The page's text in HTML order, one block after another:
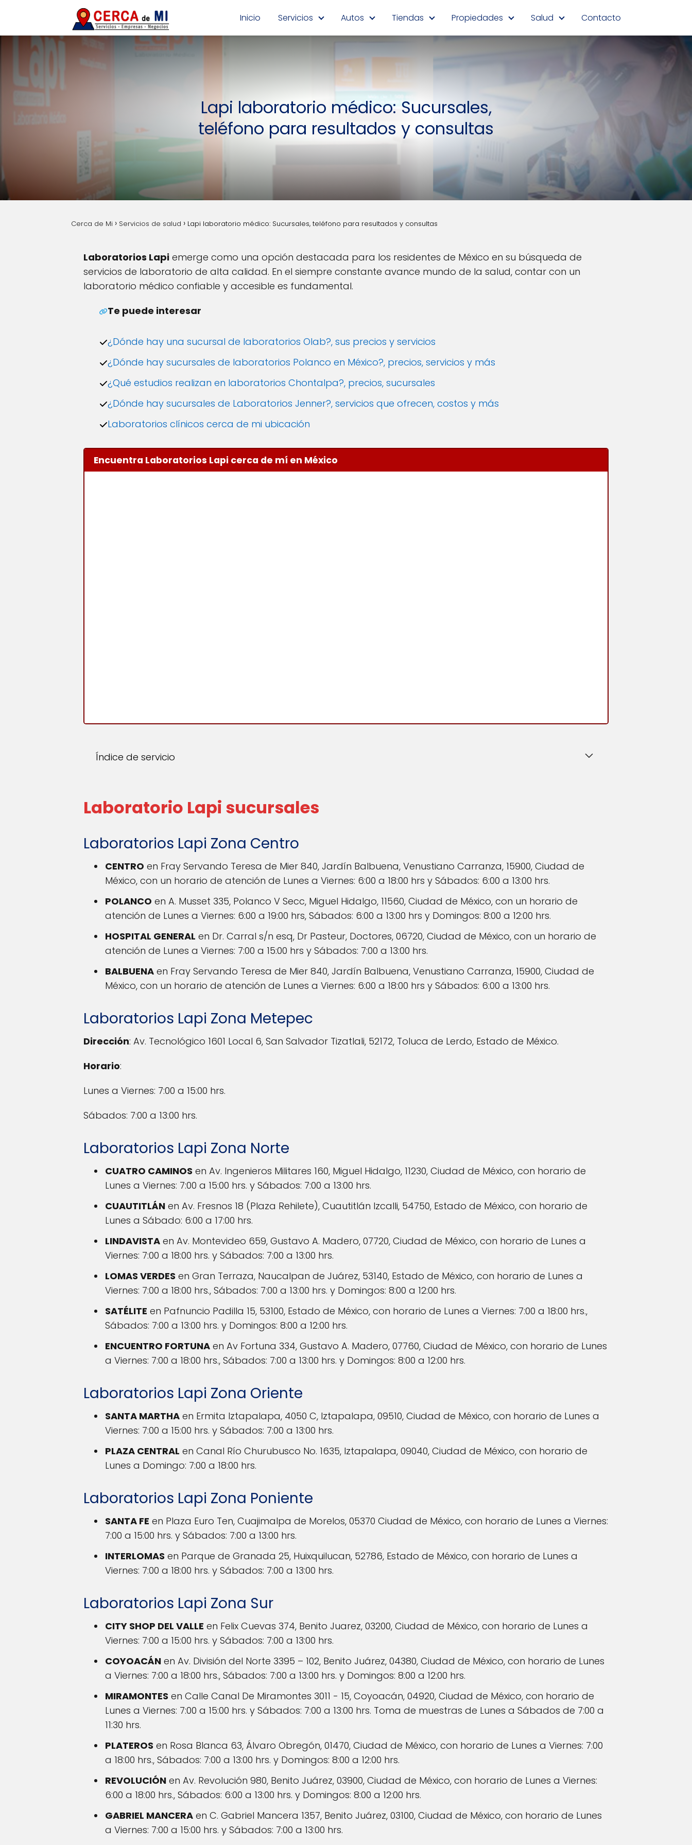
Inicio Servicios Autos Tiendas Propiedades Salud Contacto
Lapi laboratorio médico: Sucursales,
teléfono para resultados y consultas
Cerca de Mi Servicios de salud Lapi laboratorio médico: Sucursales, teléfono para resultados y consultas
Laboratorios Lapi emerge como una opción destacada para los residentes de México en su búsqueda de
servicios de laboratorio de alta calidad. En el siempre constante avance mundo de la salud, contar con un
laboratorio médico confiable y accesible es fundamental.
Te puede interesar
¿Dónde hay una sucursal de laboratorios Olab?, sus precios y servicios
¿Dónde hay sucursales de laboratorios Polanco en México?, precios, servicios y más
¿Qué estudios realizan en laboratorios Chontalpa?, precios, sucursales
¿Dónde hay sucursales de Laboratorios Jenner?, servicios que ofrecen, costos y más
Laboratorios clínicos cerca de mi ubicación
Encuentra Laboratorios Lapi cerca de mí en México
Índice de servicio
Laboratorio Lapi sucursales
Laboratorios Lapi Zona Centro
CENTRO en Fray Servando Teresa de Mier 840, Jardín Balbuena, Venustiano Carranza, 15900, Ciudad de
México, con un horario de atención de Lunes a Viernes: 6:00 a 18:00 hrs y Sábados: 6:00 a 13:00 hrs.
POLANCO en A. Musset 335, Polanco V Secc, Miguel Hidalgo, 11560, Ciudad de México, con un horario de
atención de Lunes a Viernes: 6:00 a 19:00 hrs, Sábados: 6:00 a 13:00 hrs y Domingos: 8:00 a 12:00 hrs.
HOSPITAL GENERAL en Dr. Carral s/n esq, Dr Pasteur, Doctores, 06720, Ciudad de México, con un horario de
atención de Lunes a Viernes: 7:00 a 15:00 hrs y Sábados: 7:00 a 13:00 hrs.
BALBUENA en Fray Servando Teresa de Mier 840, Jardín Balbuena, Venustiano Carranza, 15900, Ciudad de
México, con un horario de atención de Lunes a Viernes: 6:00 a 18:00 hrs y Sábados: 6:00 a 13:00 hrs.
Laboratorios Lapi Zona Metepec
Dirección: Av. Tecnológico 1601 Local 6, San Salvador Tizatlali, 52172, Toluca de Lerdo, Estado de México.
Horario:
Lunes a Viernes: 7:00 a 15:00 hrs.
Sábados: 7:00 a 13:00 hrs.
Laboratorios Lapi Zona Norte
CUATRO CAMINOS en Av. Ingenieros Militares 160, Miguel Hidalgo, 11230, Ciudad de México, con horario de
Lunes a Viernes: 7:00 a 15:00 hrs. y Sábados: 7:00 a 13:00 hrs.
CUAUTITLÁN en Av. Fresnos 18 (Plaza Rehilete), Cuautitlán Izcalli, 54750, Estado de México, con horario de
Lunes a Sábado: 6:00 a 17:00 hrs.
LINDAVISTA en Av. Montevideo 659, Gustavo A. Madero, 07720, Ciudad de México, con horario de Lunes a
Viernes: 7:00 a 18:00 hrs. y Sábados: 7:00 a 13:00 hrs.
LOMAS VERDES en Gran Terraza, Naucalpan de Juárez, 53140, Estado de México, con horario de Lunes a
Viernes: 7:00 a 18:00 hrs., Sábados: 7:00 a 13:00 hrs. y Domingos: 8:00 a 12:00 hrs.
SATÉLITE en Pafnuncio Padilla 15, 53100, Estado de México, con horario de Lunes a Viernes: 7:00 a 18:00 hrs.,
Sábados: 7:00 a 13:00 hrs. y Domingos: 8:00 a 12:00 hrs.
ENCUENTRO FORTUNA en Av Fortuna 334, Gustavo A. Madero, 07760, Ciudad de México, con horario de Lunes
a Viernes: 7:00 a 18:00 hrs., Sábados: 7:00 a 13:00 hrs. y Domingos: 8:00 a 12:00 hrs.
Laboratorios Lapi Zona Oriente
SANTA MARTHA en Ermita Iztapalapa, 4050 C, Iztapalapa, 09510, Ciudad de México, con horario de Lunes a
Viernes: 7:00 a 15:00 hrs. y Sábados: 7:00 a 13:00 hrs.
PLAZA CENTRAL en Canal Río Churubusco No. 1635, Iztapalapa, 09040, Ciudad de México, con horario de
Lunes a Domingo: 7:00 a 18:00 hrs.
Laboratorios Lapi Zona Poniente
SANTA FE en Plaza Euro Ten, Cuajimalpa de Morelos, 05370 Ciudad de México, con horario de Lunes a Viernes:
7:00 a 15:00 hrs. y Sábados: 7:00 a 13:00 hrs.
INTERLOMAS en Parque de Granada 25, Huixquilucan, 52786, Estado de México, con horario de Lunes a
Viernes: 7:00 a 18:00 hrs. y Sábados: 7:00 a 13:00 hrs.
Laboratorios Lapi Zona Sur
CITY SHOP DEL VALLE en Felix Cuevas 374, Benito Juarez, 03200, Ciudad de México, con horario de Lunes a
Viernes: 7:00 a 15:00 hrs. y Sábados: 7:00 a 13:00 hrs.
COYOACÁN en Av. División del Norte 3395 – 102, Benito Juárez, 04380, Ciudad de México, con horario de Lunes
a Viernes: 7:00 a 18:00 hrs., Sábados: 7:00 a 13:00 hrs. y Domingos: 8:00 a 12:00 hrs.
MIRAMONTES en Calle Canal De Miramontes 3011 - 15, Coyoacán, 04920, Ciudad de México, con horario de
Lunes a Viernes: 7:00 a 15:00 hrs. y Sábados: 7:00 a 13:00 hrs. Toma de muestras de Lunes a Sábados de 7:00 a
11:30 hrs.
PLATEROS en Rosa Blanca 63, Álvaro Obregón, 01470, Ciudad de México, con horario de Lunes a Viernes: 7:00
a 18:00 hrs., Sábados: 7:00 a 13:00 hrs. y Domingos: 8:00 a 12:00 hrs.
REVOLUCIÓN en Av. Revolución 980, Benito Juárez, 03900, Ciudad de México, con horario de Lunes a Viernes:
6:00 a 18:00 hrs., Sábados: 6:00 a 13:00 hrs. y Domingos: 8:00 a 12:00 hrs.
GABRIEL MANCERA en C. Gabriel Mancera 1357, Benito Juárez, 03100, Ciudad de México, con horario de Lunes
a Viernes: 7:00 a 15:00 hrs. y Sábados: 7:00 a 13:00 hrs.